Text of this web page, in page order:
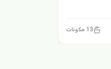
13 مكونات